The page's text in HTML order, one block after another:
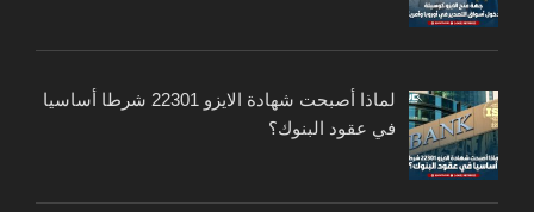
لماذا أصبحت شهادة الايزو 22301 شرطا أساسيا
في عقود البنوك؟